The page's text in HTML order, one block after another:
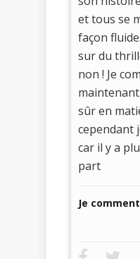
et tous se
façon
sur du
non ! Je
sûr en
cependant
car il y a
part
Je